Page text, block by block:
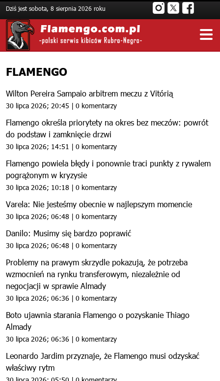
Dziś jest sobota, 8 sierpnia 2026 roku
FLAMENGO
Wilton Pereira Sampaio arbitrem meczu z Vitórią
30 lipca 2026; 20:45 | 0 komentarzy
Flamengo określa priorytety na okres bez meczów: powrót
do podstaw i zamknięcie drzwi
30 lipca 2026; 14:51 | 0 komentarzy
Flamengo powiela błędy i ponownie traci punkty z rywalem
pogrążonym w kryzysie
30 lipca 2026; 10:18 | 0 komentarzy
Varela: Nie jesteśmy obecnie w najlepszym momencie
30 lipca 2026; 06:48 | 0 komentarzy
Danilo: Musimy się bardzo poprawić
30 lipca 2026; 06:48 | 0 komentarzy
Problemy na prawym skrzydle pokazują, że potrzeba
wzmocnień na rynku transferowym, niezależnie od
negocjacji w sprawie Almady
30 lipca 2026; 06:36 | 0 komentarzy
Boto ujawnia starania Flamengo o pozyskanie Thiago
Almady
30 lipca 2026; 06:36 | 0 komentarzy
Leonardo Jardim przyznaje, że Flamengo musi odzyskać
właściwy rytm